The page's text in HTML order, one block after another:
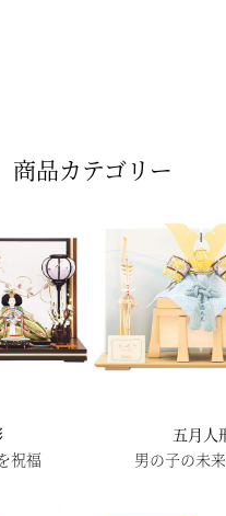
商品カテゴリー
祝福
五月人
男の子の未